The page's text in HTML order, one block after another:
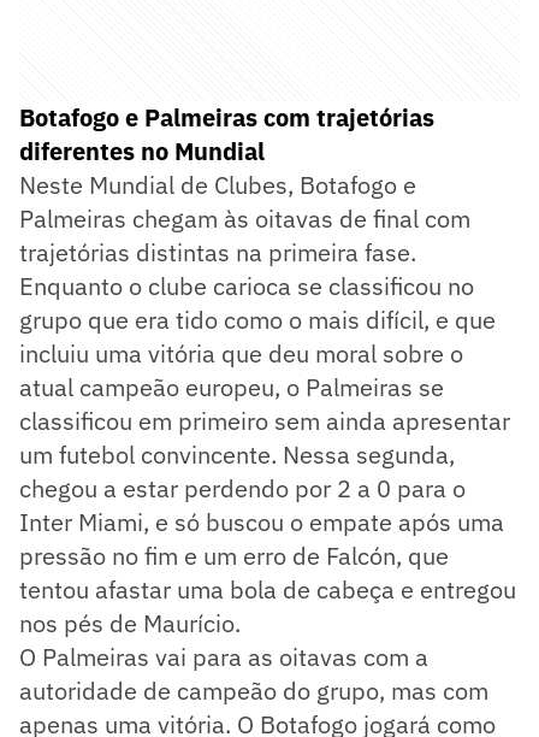
Botafogo e Palmeiras com trajetórias
diferentes no Mundial
Neste Mundial de Clubes, Botafogo e
Palmeiras chegam às oitavas de final com
trajetórias distintas na primeira fase.
Enquanto o clube carioca se classificou no
grupo que era tido como o mais difícil, e que
incluiu uma vitória que deu moral sobre o
atual campeão europeu, o Palmeiras se
classificou em primeiro sem ainda apresentar
um futebol convincente. Nessa segunda,
chegou a estar perdendo por 2 a 0 para o
Inter Miami, e só buscou o empate após uma
pressão no fim e um erro de Falcón, que
tentou afastar uma bola de cabeça e entregou
nos pés de Maurício.
O Palmeiras vai para as oitavas com a
autoridade de campeão do grupo, mas com
apenas uma vitória. O Botafogo jogará como